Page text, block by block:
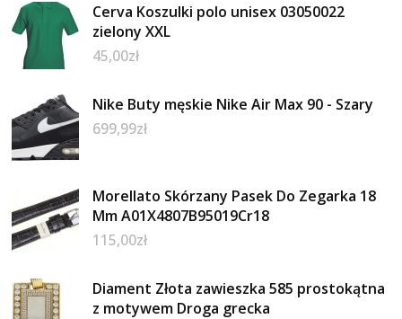
Cerva Koszulki polo unisex 03050022
zielony XXL
45,00zł
Nike Buty męskie Nike Air Max 90 - Szary
699,99zł
Morellato Skórzany Pasek Do Zegarka 18
Mm A01X4807B95019Cr18
115,00zł
Diament Złota zawieszka 585 prostokątna
z motywem Droga grecka